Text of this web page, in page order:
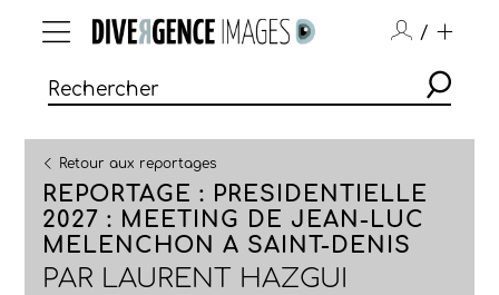
/
Retour aux reportages
REPORTAGE : PRESIDENTIELLE
2027 : MEETING DE JEAN-LUC
MELENCHON A SAINT-DENIS
PAR LAURENT HAZGUI